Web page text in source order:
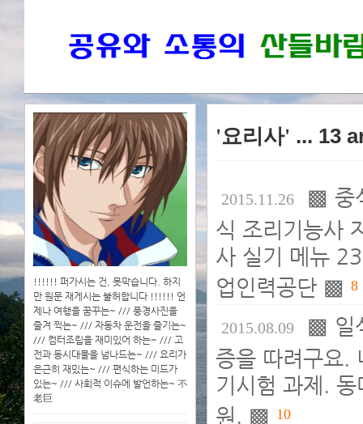
!!!!!! 퍼가시는 건, 못막습니다. 하지
만 원문 재게시는 불허합니다 !!!!!! 언
제나 여행을 꿈꾸는~ /// 풍경사진을
즐겨 찍는~ /// 자동차 운전을 즐기는~
/// 컴터조립을 재미있어 하는~ /// 고
전과 동시대물을 넘나드는~ /// 요리가
은근히 재밌는~ /// 편식하는 미드가
있는~ /// 사회적 이슈에 발언하는~ 不
老巨
'요리사' ... 13
2015.11.26 ▩ 중
식 조리기능사
사 실기 메뉴
업인력공단 ▩ 8
2015.08.09 ▩ 일
증을 따려구요.
기시험 과제.
원. ▩ 10